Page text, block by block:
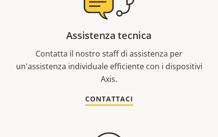
Assistenza tecnica
Contatta il nostro staff di assistenza per
un'assistenza individuale efficiente con i dispositivi
Axis.
CONTATTACI